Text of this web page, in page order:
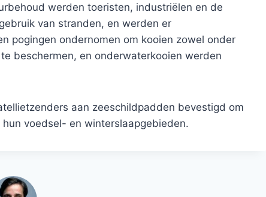
werden toeristen, industriëlen en de
van stranden, en werden er
pogingen ondernomen om kooien zowel onder
beschermen, en onderwaterkooien werden
aan zeeschildpadden bevestigd om
voedsel- en winterslaapgebieden.